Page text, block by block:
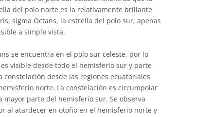
del polo norte es la relativamente brillante
sigma Octans, la estrella del polo sur, apenas
a simple vista.
se encuentra en el polo sur celeste, por lo
visible desde todo el hemisferio sur y parte
constelación desde las regiones ecuatoriales
norte. La constelación es circumpolar
mayor parte del hemisferio sur. Se observa
al atardecer en otoño en el hemisferio norte y